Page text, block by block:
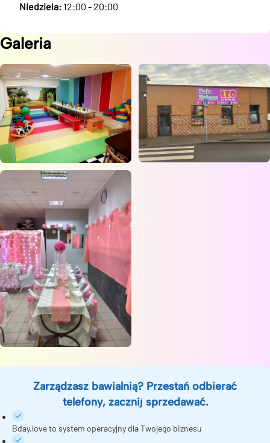
Niedziela: 12:00 - 20:00
Galeria
Zarządzasz bawialnią? Przestań odbierać
telefony, zacznij sprzedawać.
Bday.love to system operacyjny dla Twojego biznesu